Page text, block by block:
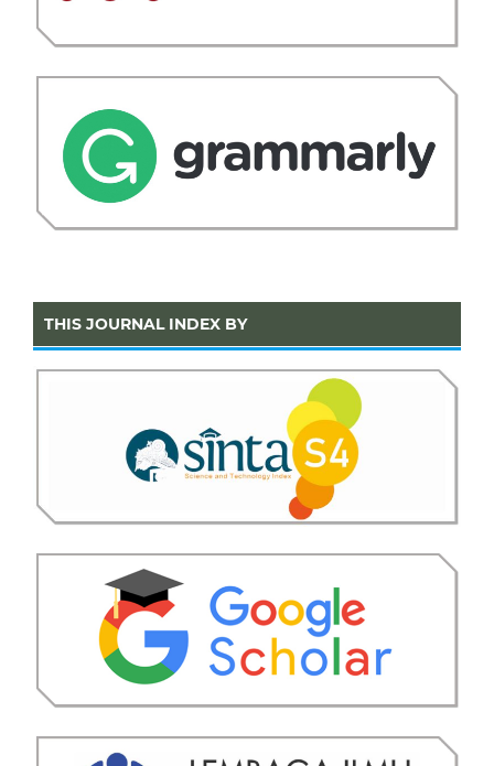
THIS JOURNAL INDEX BY